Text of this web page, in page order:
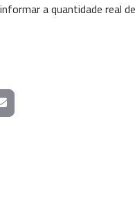
a quantidade real